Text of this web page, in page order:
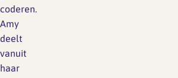
coderen.
Amy
deelt
vanuit
haar